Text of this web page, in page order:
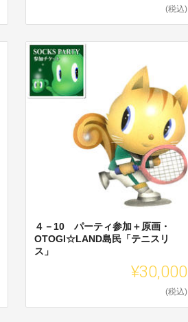
(税込)
４－10 パーティ参加＋原画・
OTOGI☆LAND島民「テニスリ
ス」
¥30,000
(税込)